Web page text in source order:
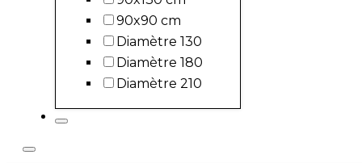
90x90 cm
Diamètre 130
Diamètre 180
Diamètre 210